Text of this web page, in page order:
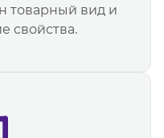
товарный вид и
свойства.